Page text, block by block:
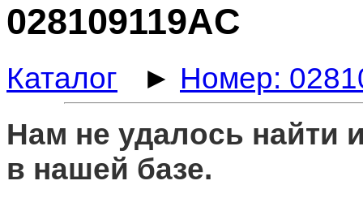
028109119AC
Каталог ► Номер:
Нам не удалось найти
в нашей базе.